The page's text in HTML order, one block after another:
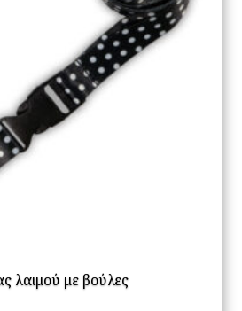
λαιμού με βούλες